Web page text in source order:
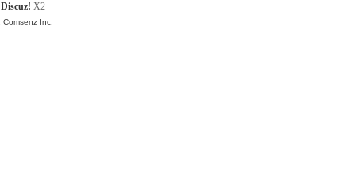
Discuz! X2
Comsenz Inc.